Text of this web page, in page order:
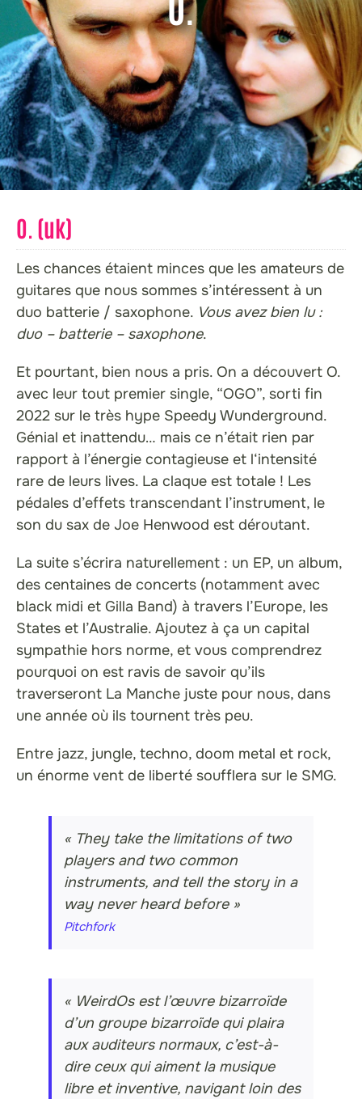
O. (uk)
Les chances étaient minces que les amateurs de
guitares que nous sommes s’intéressent à un
duo batterie / saxophone. Vous avez bien lu :
duo – batterie – saxophone.
Et pourtant, bien nous a pris. On a découvert O.
avec leur tout premier single, “OGO”, sorti fin
2022 sur le très hype Speedy Wunderground.
Génial et inattendu… mais ce n’était rien par
rapport à l’énergie contagieuse et l‘intensité
rare de leurs lives. La claque est totale ! Les
pédales d’effets transcendant l’instrument, le
son du sax de Joe Henwood est déroutant.
La suite s’écrira naturellement : un EP, un album,
des centaines de concerts (notamment avec
black midi et Gilla Band) à travers l’Europe, les
States et l’Australie. Ajoutez à ça un capital
sympathie hors norme, et vous comprendrez
pourquoi on est ravis de savoir qu’ils
traverseront La Manche juste pour nous, dans
une année où ils tournent très peu.
Entre jazz, jungle, techno, doom metal et rock,
un énorme vent de liberté soufflera sur le SMG.
« They take the limitations of two
players and two common
instruments, and tell the story in a
way never heard before »
Pitchfork
« WeirdOs est l’œuvre bizarroïde
d’un groupe bizarroïde qui plaira
aux auditeurs normaux, c’est-à-
dire ceux qui aiment la musique
libre et inventive, navigant loin des